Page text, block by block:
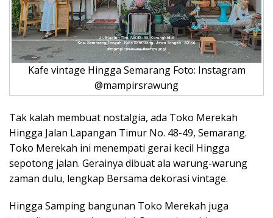
Kafe vintage Hingga Semarang Foto: Instagram
@mampirsrawung
Tak kalah membuat nostalgia, ada Toko Merekah
Hingga Jalan Lapangan Timur No. 48-49, Semarang.
Toko Merekah ini menempati gerai kecil Hingga
sepotong jalan. Gerainya dibuat ala warung-warung
zaman dulu, lengkap Bersama dekorasi vintage.
Hingga Samping bangunan Toko Merekah juga